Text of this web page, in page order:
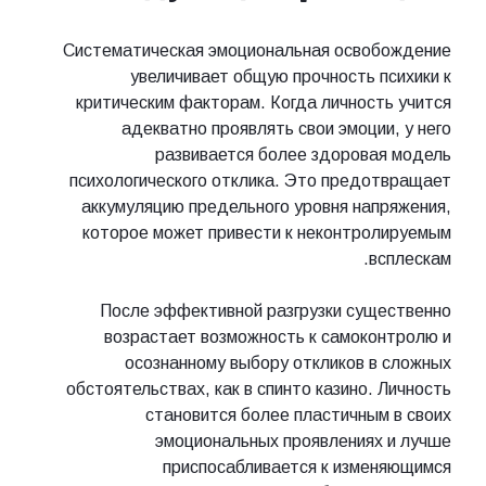
Систематическая эмоциональная освобождение
увеличивает общую прочность психики к
критическим факторам. Когда личность учится
адекватно проявлять свои эмоции, у него
развивается более здоровая модель
психологического отклика. Это предотвращает
аккумуляцию предельного уровня напряжения,
которое может привести к неконтролируемым
всплескам.
После эффективной разгрузки существенно
возрастает возможность к самоконтролю и
осознанному выбору откликов в сложных
обстоятельствах, как в спинто казино. Личность
становится более пластичным в своих
эмоциональных проявлениях и лучше
приспосабливается к изменяющимся